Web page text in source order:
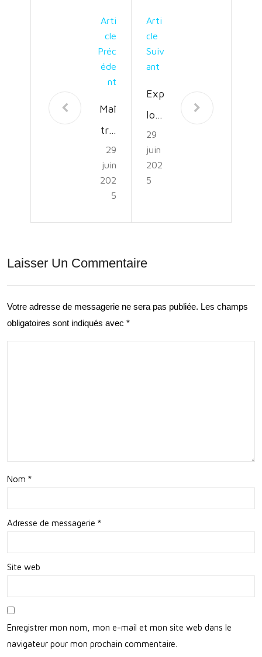
Arti
Cle
Préc
Éde
Nt
Maî
tris
ez
la
Cou
ave
c la
de
Qua
lité
29
juin
202
5
Arti
Cle
Suiv
Ant
Exp
lora
tion
Géo
spat
:
tris
er
la
29
juin
202
5
Laisser Un Commentaire
Votre adresse de messagerie ne sera pas publiée. Les champs
obligatoires sont indiqués avec *
Nom *
Adresse de messagerie *
Site web
Enregistrer mon nom, mon e-mail et mon site web dans le
navigateur pour mon prochain commentaire.